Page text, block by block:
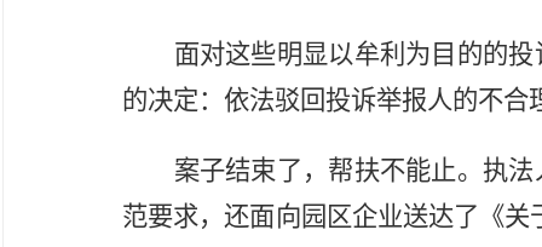
面对这些明显以牟利为目的的
的决定：依法驳回投诉举报人的不合
案子结束了，帮扶不能止。执
范要求，还面向园区企业送达了《